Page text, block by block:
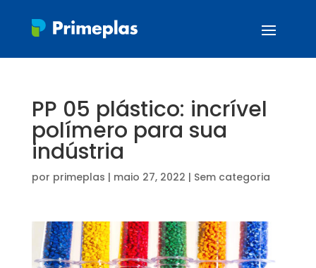
PP 05 plástico: incrível
polímero para sua
indústria
por primeplas | maio 27, 2022 | Sem categoria